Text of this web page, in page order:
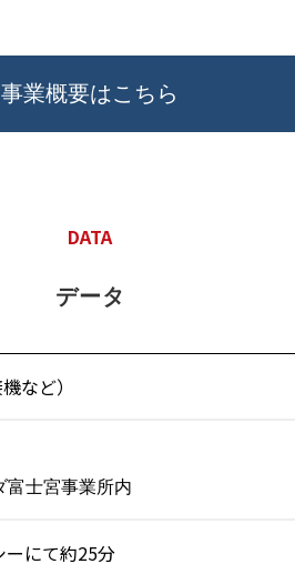
事業概要はこちら
DATA
データ
など）
士宮事業所内
にて約25分